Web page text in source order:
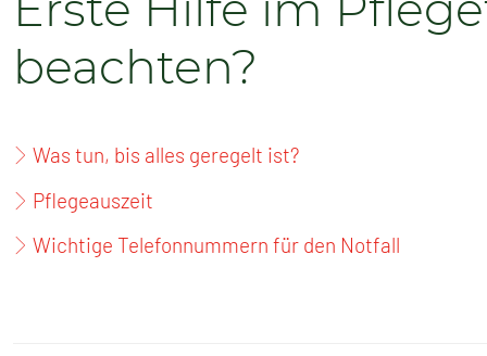
GDL-JUGEND
BEAMTE
TARIF
SERVICE
beachten?
Was tun, bis alles geregelt ist?
Pflegeauszeit
Wichtige Telefonnummern für den Notfall